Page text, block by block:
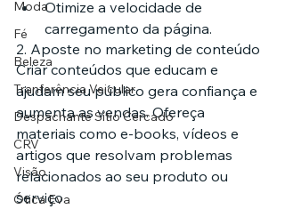
Moda
Fé
Beleza
Tranferência Veicular
Despachante Sítio Cercado
CRV
Visão
Ótica Eva
Otimize a velocidade de
carregamento da página.
2. Aposte no marketing de conteúdo
Criar conteúdos que educam e
ajudam seu público gera confiança e
aumenta as vendas. Ofereça
materiais como e-books, vídeos e
artigos que resolvam problemas
relacionados ao seu produto ou
serviço.